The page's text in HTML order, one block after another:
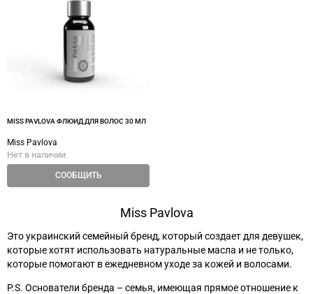
MISS PAVLOVA ФЛЮИД ДЛЯ ВОЛОС 30 МЛ
Miss Pavlova
Нет в наличии
СООБЩИТЬ
Miss Pavlova
Это украинский семейный бренд, который создает для девушек,
которые хотят использовать натуральные масла и не только,
которые помогают в ежедневном уходе за кожей и волосами.
P.S. Основатели бренда – семья, имеющая прямое отношение к